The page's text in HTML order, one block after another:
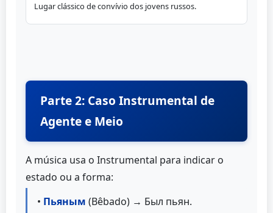
Lugar clássico de convívio dos jovens russos.
Parte 2: Caso Instrumental de
Agente e Meio
A música usa o Instrumental para indicar o
estado ou a forma:
• Пьяным (Bêbado) → Был пьян.